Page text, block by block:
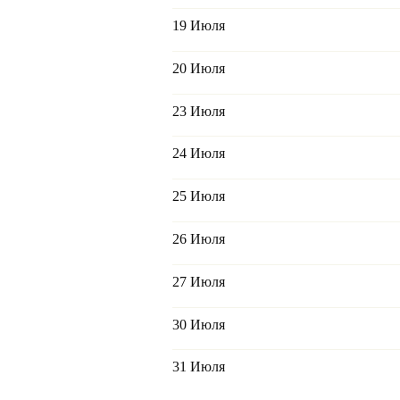
19 Июля
20 Июля
23 Июля
24 Июля
25 Июля
26 Июля
27 Июля
30 Июля
31 Июля